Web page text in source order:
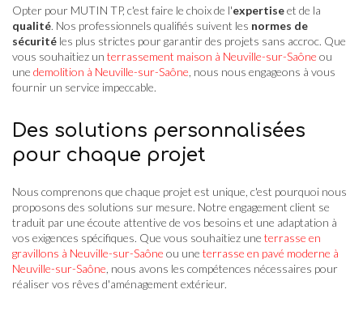
Opter pour MUTIN TP, c'est faire le choix de l'expertiseet de la
qualité. Nos professionnels qualifiés suivent les normes de
sécurité les plus strictes pour garantir des projets sans accroc. Que
vous souhaitiez un terrassement maison à Neuville-sur-Saône ou
une demolition à Neuville-sur-Saône , nous nous engageons à vous
fournir un service impeccable.
Des solutions personnalisées
pour chaque projet
Nous comprenons que chaque projet est unique, c'est pourquoi nous
proposons des solutions sur mesure. Notre engagement client se
traduit par une écoute attentive de vos besoins et une adaptation à
vos exigences spécifiques. Que vous souhaitiez une terrasse en
gravillons à Neuville-sur-Saône ou une terrasse en pavé moderne à
Neuville-sur-Saône , nous avons les compétences nécessaires pour
réaliser vos rêves d'aménagement extérieur.